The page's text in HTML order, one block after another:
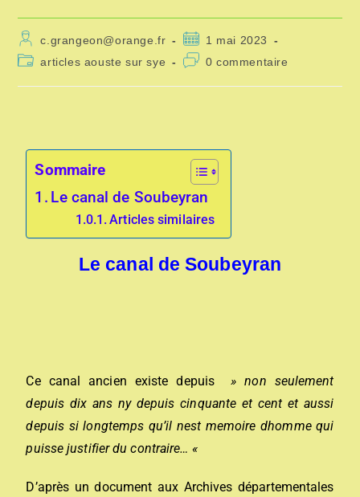
c.grangeon@orange.fr
1 mai 2023
articles aouste sur sye
0 commentaire
Sommaire
Le canal de Soubeyran
Articles similaires
Le canal de Soubeyran
Ce canal ancien existe depuis »non seulement
depuis dix ans ny depuis cinquante et cent et aussi
depuis si longtemps qu’il nest memoire dhomme qui
puisse justifier du contraire… «
D’après un document aux Archives départementales